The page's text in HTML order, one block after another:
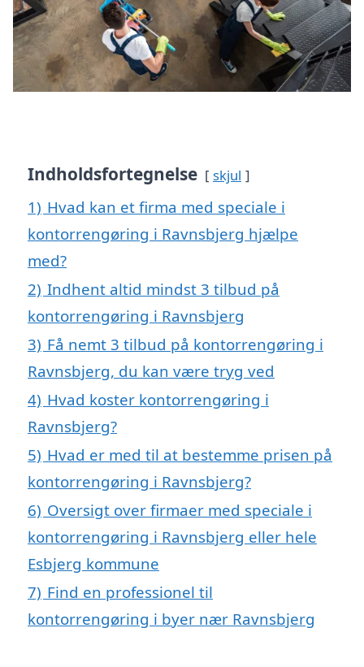
Indholdsfortegnelse skjul
1) Hvad kan et firma med speciale i
kontorrengøring i Ravnsbjerg hjælpe
med?
2) Indhent altid mindst 3 tilbud på
kontorrengøring i Ravnsbjerg
3) Få nemt 3 tilbud på kontorrengøring i
Ravnsbjerg, du kan være tryg ved
4) Hvad koster kontorrengøring i
Ravnsbjerg?
5) Hvad er med til at bestemme prisen på
kontorrengøring i Ravnsbjerg?
6) Oversigt over firmaer med speciale i
kontorrengøring i Ravnsbjerg eller hele
Esbjerg kommune
7) Find en professionel til
kontorrengøring i byer nær Ravnsbjerg